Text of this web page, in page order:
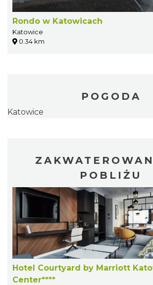
Rondo w Katowicach
Katowice
0.34 km
POGODA
Katowice
POBLIŻU
Hotel Courtyard by Marriott
Center****